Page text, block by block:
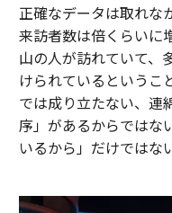
正確なデータは取れな
来訪者数は倍くらいに
山の人が訪れていて、
けられているというこ
では成り立たない、連
序」があるからではな
いるから」だけではな